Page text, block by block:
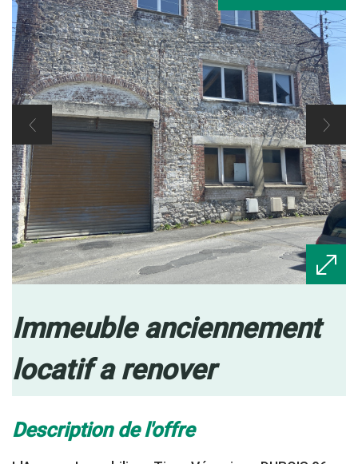
immeuble anciennement
locatif a renover
description de l'offre